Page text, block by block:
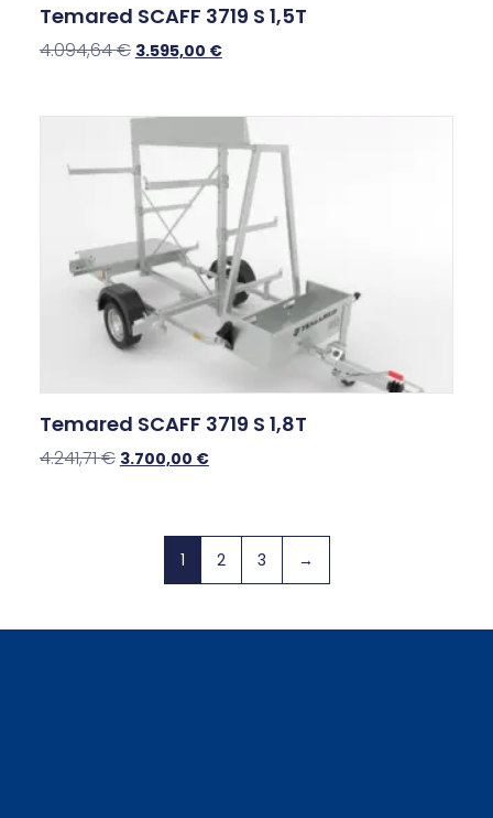
Temared SCAFF 3719 S 1,5T
4.094,64€ 3.595,00 €
Temared SCAFF 3719 S 1,8T
4.241,71€ 3.700,00 €
1 2 3 →